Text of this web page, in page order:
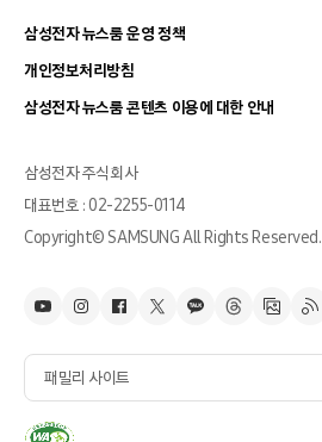
삼성전자 뉴스룸 운영 정책
개인정보처리방침
삼성전자 뉴스룸 콘텐츠 이용에 대한 안내
삼성전자 주식회사
대표번호 : 02-2255-0114
Copyright© SAMSUNG All Rights Reserved.
패밀리 사이트